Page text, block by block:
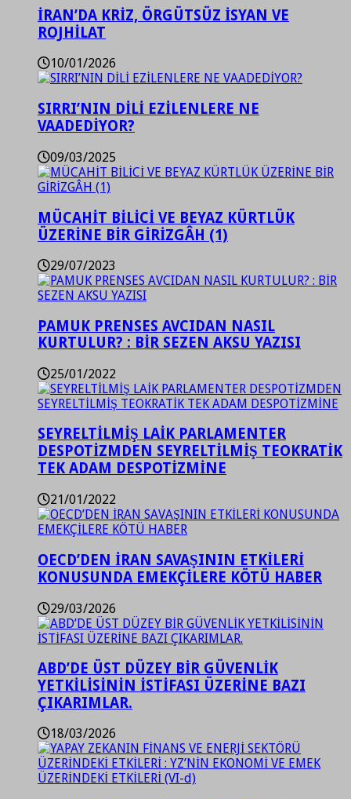
İRAN’DA KRİZ, ÖRGÜTSÜZ İSYAN VE
ROJHİLAT
10/01/2026
SIRRI’NIN DİLİ EZİLENLERE NE
VAADEDİYOR?
09/03/2025
MÜCAHİT BİLİCİ VE BEYAZ KÜRTLÜK
ÜZERİNE BİR GİRİZGÂH (1)
29/07/2023
PAMUK PRENSES AVCIDAN NASIL
KURTULUR? : BİR SEZEN AKSU YAZISI
25/01/2022
SEYRELTİLMİŞ LAİK PARLAMENTER
DESPOTİZMDEN SEYRELTİLMİŞ TEOKRATİK
TEK ADAM DESPOTİZMİNE
21/01/2022
OECD’DEN İRAN SAVAŞININ ETKİLERİ
KONUSUNDA EMEKÇİLERE KÖTÜ HABER
29/03/2026
ABD’DE ÜST DÜZEY BİR GÜVENLİK
YETKİLİSİNİN İSTİFASI ÜZERİNE BAZI
ÇIKARIMLAR.
18/03/2026